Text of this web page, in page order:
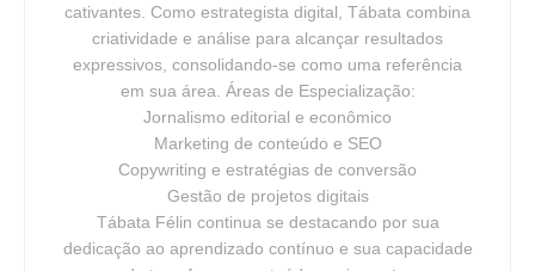
cativantes. Como estrategista digital, Tábata combina
criatividade e análise para alcançar resultados
expressivos, consolidando-se como uma referência
em sua área. Áreas de Especialização:
Jornalismo editorial e econômico
Marketing de conteúdo e SEO
Copywriting e estratégias de conversão
Gestão de projetos digitais
Tábata Félin continua se destacando por sua
dedicação ao aprendizado contínuo e sua capacidade